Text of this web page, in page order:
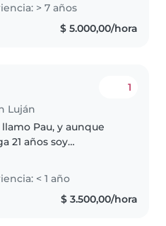
adelante. Me encanta
niños pequeños y no..
> 7 años
$ 5.000,00/hora
Luján
1
Pau, y aunque
21 años soy
los cosas del hogar.
muy poca
dare mi mayor
< 1 año
$ 3.500,00/hora